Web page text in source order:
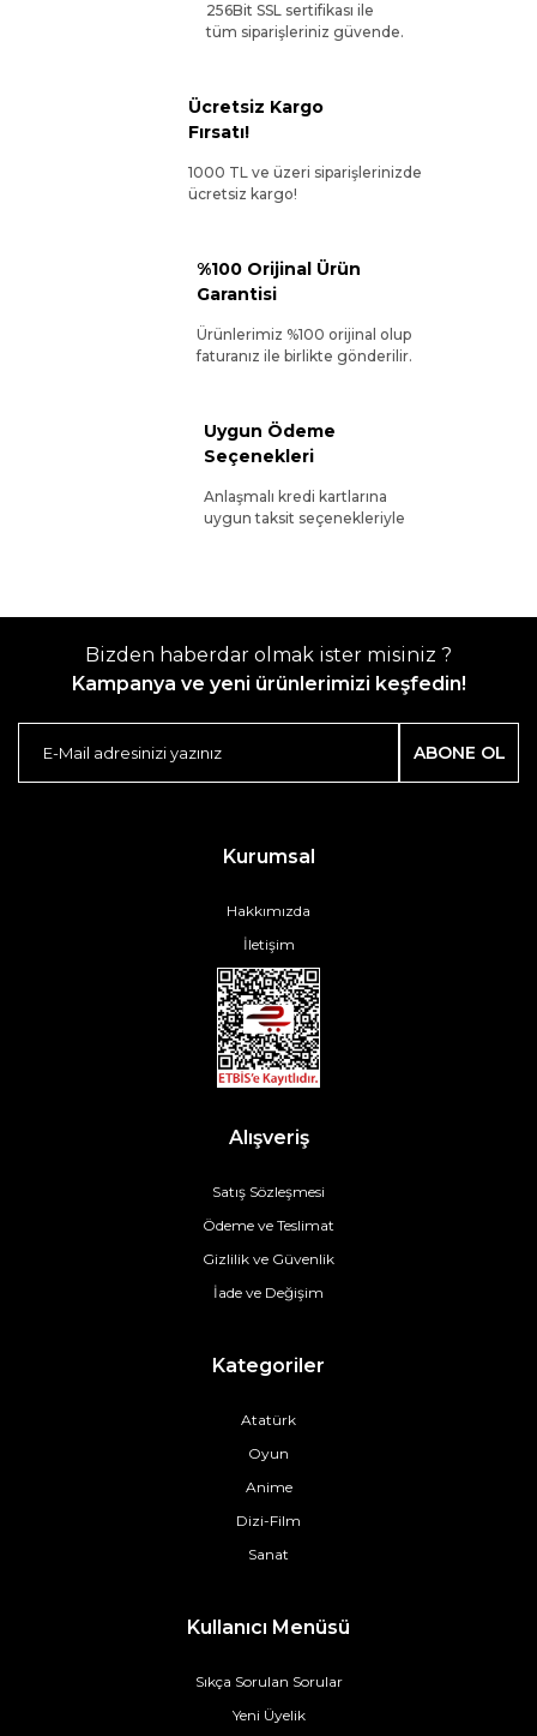
256Bit SSL sertifikası ile
tüm siparişleriniz güvende.
Ücretsiz Kargo
Fırsatı!
1000 TL ve üzeri siparişlerinizde
ücretsiz kargo!
%100 Orijinal Ürün
Garantisi
Ürünlerimiz %100 orijinal olup
faturanız ile birlikte gönderilir.
Uygun Ödeme
Seçenekleri
Anlaşmalı kredi kartlarına
uygun taksit seçenekleriyle
Bizden haberdar olmak ister misiniz ?
Kampanya ve yeni ürünlerimizi keşfedin!
ABONE OL
Kurumsal
Hakkımızda
İletişim
Alışveriş
Satış Sözleşmesi
Ödeme ve Teslimat
Gizlilik ve Güvenlik
İade ve Değişim
Kategoriler
Atatürk
Oyun
Anime
Dizi-Film
Sanat
Kullanıcı Menüsü
Sıkça Sorulan Sorular
Yeni Üyelik